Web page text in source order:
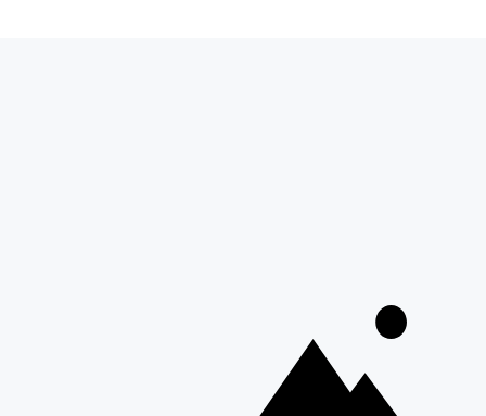
Voir plus de filiales